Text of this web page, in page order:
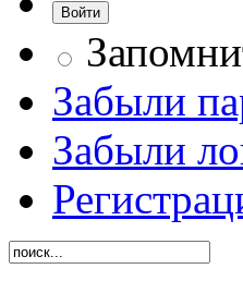
Забыли
Забыли